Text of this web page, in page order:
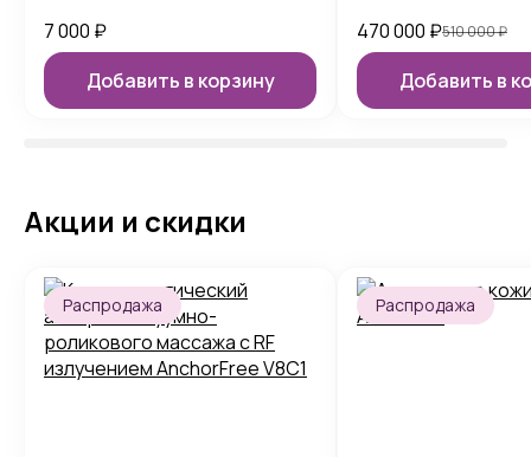
7 000 ₽
Добавить в корзину
470 000 ₽510 000₽
Добавить в
Акции и скидки
Распродажа Распродажа